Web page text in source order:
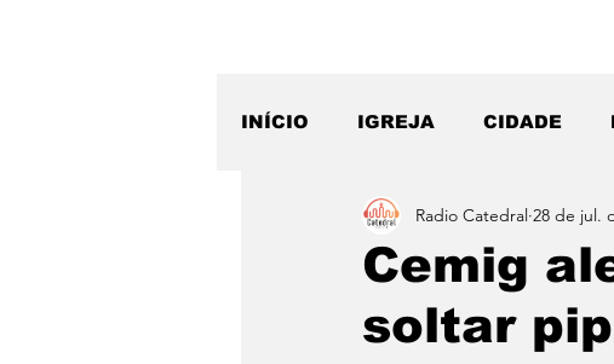
INÍCIO IGREJA CIDADE
ESPORTE
Cemig
soltar
Radio Catedral 28 de jul.